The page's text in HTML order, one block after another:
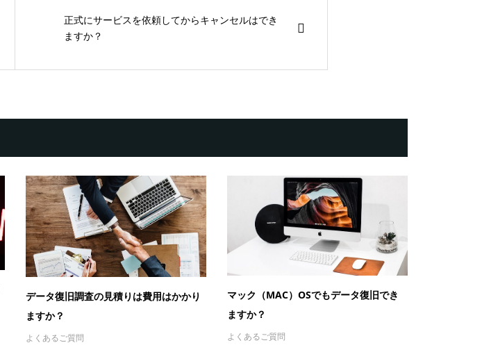
正式にサービスを依頼してからキャンセルはでき
ますか？
データ復旧調査の見積りは費用はかかり
ますか？
よくあるご質問
マック（MAC）OSでもデータ復旧でき
ますか？
よくあるご質問